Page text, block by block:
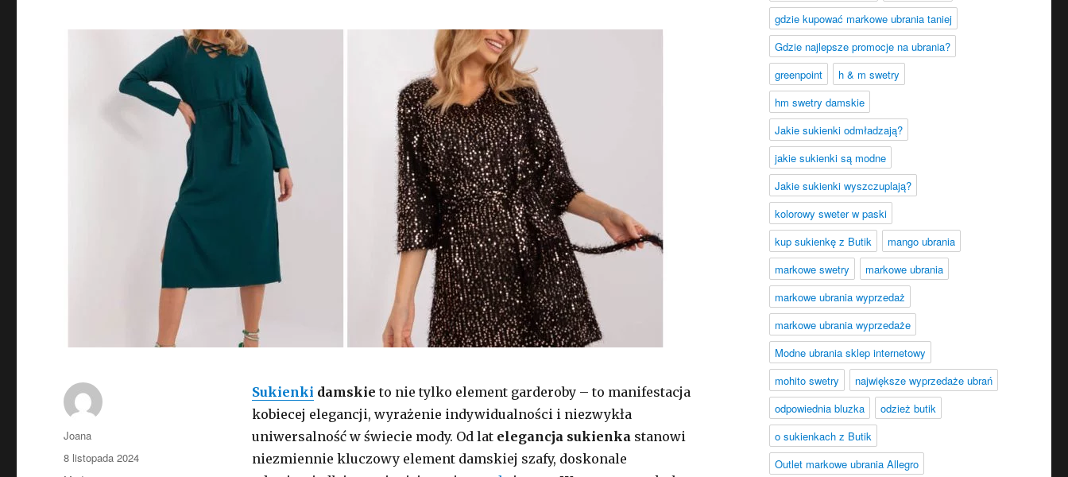
Sukienki damskie to nie tylko element garderoby – to manifestacja
kobiecej elegancji, wyrażenie indywidualności i niezwykła
uniwersalność w świecie mody. Od latelegancja sukienkastanowi
niezmiennie kluczowy element damskiej szafy, doskonale
Autor
Joana
Opublikowano
8 listopada 2024
gdzie kupować markowe ubrania taniej
Gdzie najlepsze promocje na ubrania?
greenpoint
h & m swetry
hm swetry damskie
Jakie sukienki odmładzają?
jakie sukienki są modne
Jakie sukienki wyszczuplają?
kolorowy sweter w paski
kup sukienkę z Butik
mango ubrania
markowe swetry
markowe ubrania
markowe ubrania wyprzedaż
markowe ubrania wyprzedaże
Modne ubrania sklep internetowy
mohito swetry
największe wyprzedaże ubrań
odpowiednia bluzka
odzież butik
o sukienkach z Butik
Outlet markowe ubrania Allegro